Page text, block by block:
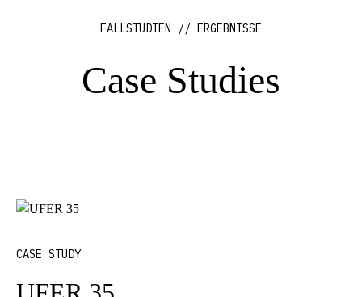
FALLSTUDIEN // ERGEBNISSE
Case Studies
CASE STUDY